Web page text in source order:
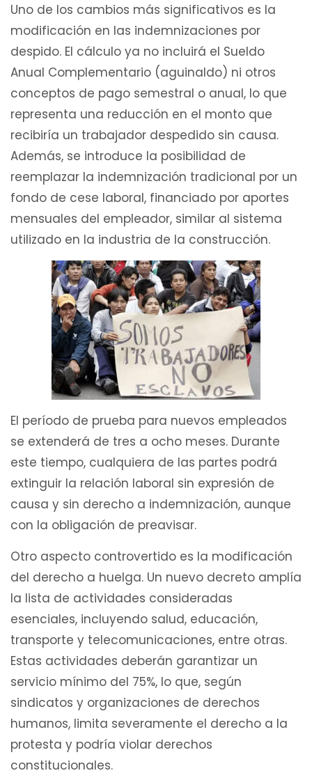
Uno de los cambios más significativos es la
modificación en las indemnizaciones por
despido. El cálculo ya no incluirá el Sueldo
Anual Complementario (aguinaldo) ni otros
conceptos de pago semestral o anual, lo que
representa una reducción en el monto que
recibiría un trabajador despedido sin causa.
Además, se introduce la posibilidad de
reemplazar la indemnización tradicional por un
fondo de cese laboral, financiado por aportes
mensuales del empleador, similar al sistema
utilizado en la industria de la construcción.
El período de prueba para nuevos empleados
se extenderá de tres a ocho meses. Durante
este tiempo, cualquiera de las partes podrá
extinguir la relación laboral sin expresión de
causa y sin derecho a indemnización, aunque
con la obligación de preavisar.
Otro aspecto controvertido es la modificación
del derecho a huelga. Un nuevo decreto amplía
la lista de actividades consideradas
esenciales, incluyendo salud, educación,
transporte y telecomunicaciones, entre otras.
Estas actividades deberán garantizar un
servicio mínimo del 75%, lo que, según
sindicatos y organizaciones de derechos
humanos, limita severamente el derecho a la
protesta y podría violar derechos
constitucionales.